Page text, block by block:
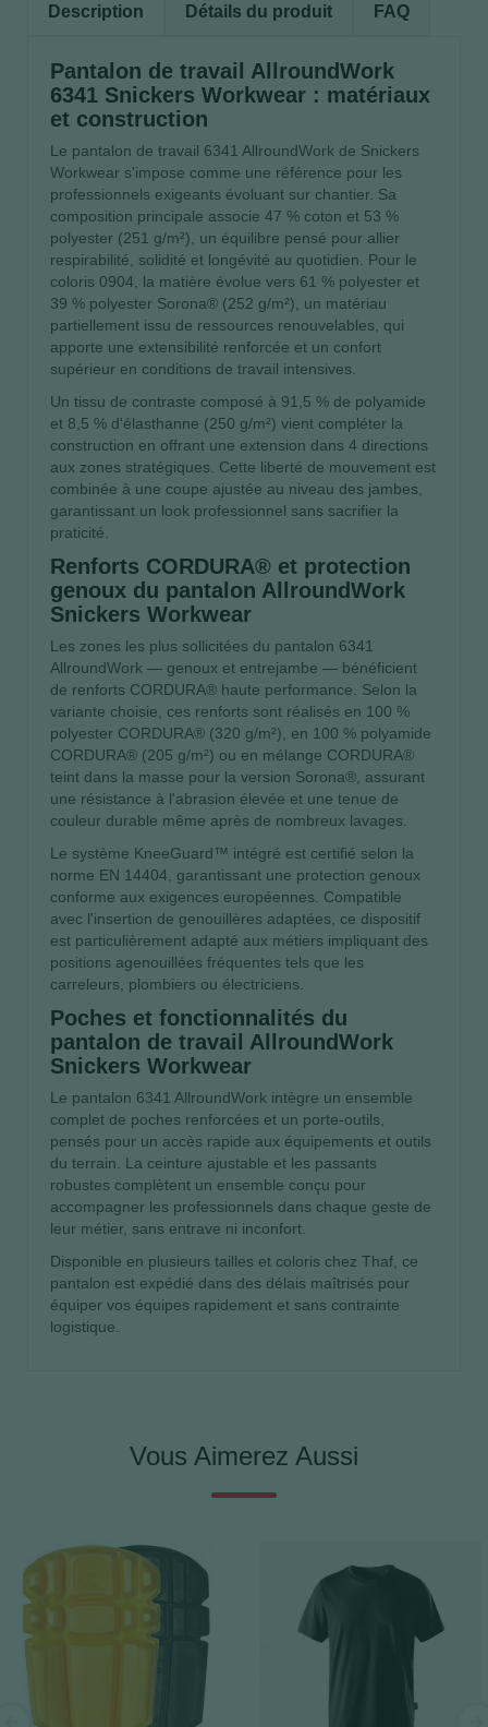
Description Détails du produit FAQ
Pantalon de travail AllroundWork
6341 Snickers Workwear : matériaux
et construction
Le pantalon de travail 6341 AllroundWork de Snickers
Workwear s'impose comme une référence pour les
professionnels exigeants évoluant sur chantier. Sa
composition principale associe 47 % coton et 53 %
polyester (251 g/m²), un équilibre pensé pour allier
respirabilité, solidité et longévité au quotidien. Pour le
coloris 0904, la matière évolue vers 61 % polyester et
39 % polyester Sorona® (252 g/m²), un matériau
partiellement issu de ressources renouvelables, qui
apporte une extensibilité renforcée et un confort
supérieur en conditions de travail intensives.
Un tissu de contraste composé à 91,5 % de polyamide
et 8,5 % d'élasthanne (250 g/m²) vient compléter la
construction en offrant une extension dans 4 directions
aux zones stratégiques. Cette liberté de mouvement est
combinée à une coupe ajustée au niveau des jambes,
garantissant un look professionnel sans sacrifier la
praticité.
Renforts CORDURA® et protection
genoux du pantalon AllroundWork
Snickers Workwear
Les zones les plus sollicitées du pantalon 6341
AllroundWork — genoux et entrejambe — bénéficient
de renforts CORDURA® haute performance. Selon la
variante choisie, ces renforts sont réalisés en 100 %
polyester CORDURA® (320 g/m²), en 100 % polyamide
CORDURA® (205 g/m²) ou en mélange CORDURA®
teint dans la masse pour la version Sorona®, assurant
une résistance à l'abrasion élevée et une tenue de
couleur durable même après de nombreux lavages.
Le système KneeGuard™ intégré est certifié selon la
norme EN 14404, garantissant une protection genoux
conforme aux exigences européennes. Compatible
avec l'insertion de genouillères adaptées, ce dispositif
est particulièrement adapté aux métiers impliquant des
positions agenouillées fréquentes tels que les
carreleurs, plombiers ou électriciens.
Poches et fonctionnalités du
pantalon de travail AllroundWork
Snickers Workwear
Le pantalon 6341 AllroundWork intègre un ensemble
complet de poches renforcées et un porte-outils,
pensés pour un accès rapide aux équipements et outils
du terrain. La ceinture ajustable et les passants
robustes complètent un ensemble conçu pour
accompagner les professionnels dans chaque geste de
leur métier, sans entrave ni inconfort.
Disponible en plusieurs tailles et coloris chez Thaf, ce
pantalon est expédié dans des délais maîtrisés pour
équiper vos équipes rapidement et sans contrainte
logistique.
Vous Aimerez Aussi